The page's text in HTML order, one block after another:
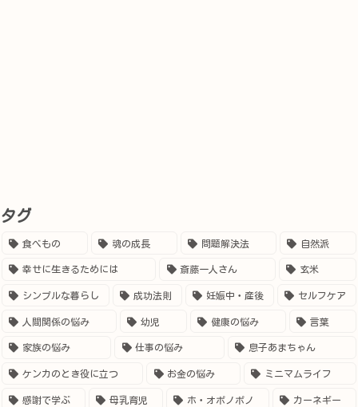
タグ
食べもの 魂の成長 問題解決法 自然派
幸せに生きるためには 斎藤一人さん 玄米
シンプルな暮らし 成功法則 妊娠中・産後 セルフケア
人間関係の悩み 幼児 健康の悩み 言葉
家族の悩み 仕事の悩み 息子あまちゃん
ケンカのとき役に立つ お金の悩み ミニマムライフ
感謝で学ぶ 母乳育児 ホ・オポノポノ カーネギー